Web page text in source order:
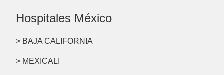
Hospitales México
> BAJA CALIFORNIA
> MEXICALI